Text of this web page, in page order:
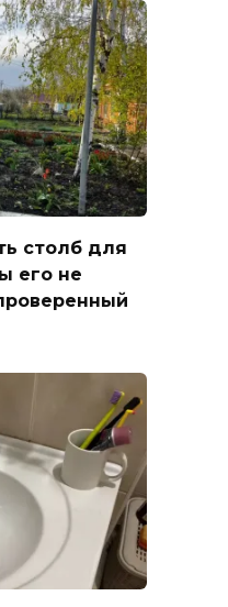
столб для
его не